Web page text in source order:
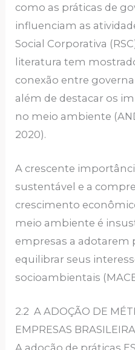
como as práticas de
influenciam as
Social Corporativa
literatura tem
conexão entre
além de destacar os
no meio ambiente
2020).
A crescente
sustentável e a
crescimento
meio ambiente é
empresas a adotarem
equilibrar seus
socioambientais
2.2 A ADOÇÃO DE
EMPRESAS